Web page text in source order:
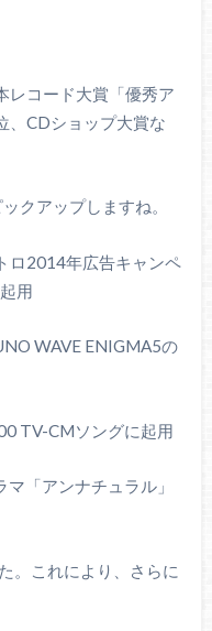
レコード大賞「優秀ア
、CDショップ大賞な
クアップしますね。
ロ2014年広告キャンペ
用
WAVE ENIGMA5の
TV-CMソングに起用
「アンナチュラル」
。これにより、さらに